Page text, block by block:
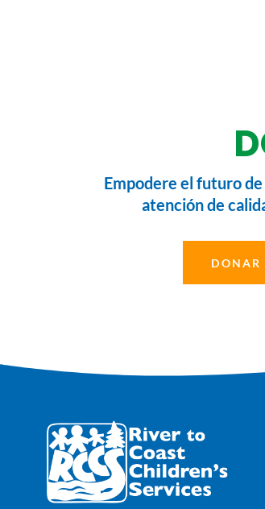
Empodere el futuro de
atención de
DONAR